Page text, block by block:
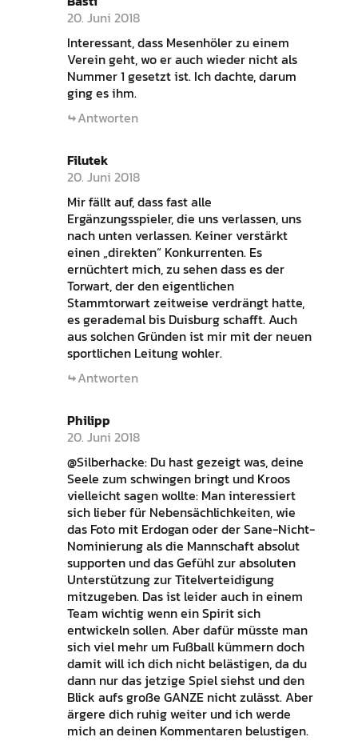
20. Juni 2018
Interessant, dass Mesenhöler zu einem
Verein geht, wo er auch wieder nicht als
Nummer 1 gesetzt ist. Ich dachte, darum
ging es ihm.
Antworten
Filutek
20. Juni 2018
Mir fällt auf, dass fast alle
Ergänzungsspieler, die uns verlassen, uns
nach unten verlassen. Keiner verstärkt
einen „direkten“ Konkurrenten. Es
ernüchtert mich, zu sehen dass es der
Torwart, der den eigentlichen
Stammtorwart zeitweise verdrängt hatte,
es gerademal bis Duisburg schafft. Auch
aus solchen Gründen ist mir mit der neuen
sportlichen Leitung wohler.
Antworten
Philipp
20. Juni 2018
@Silberhacke: Du hast gezeigt was, deine
Seele zum schwingen bringt und Kroos
vielleicht sagen wollte: Man interessiert
sich lieber für Nebensächlichkeiten, wie
das Foto mit Erdogan oder der Sane-Nicht-
Nominierung als die Mannschaft absolut
supporten und das Gefühl zur absoluten
Unterstützung zur Titelverteidigung
mitzugeben. Das ist leider auch in einem
Team wichtig wenn ein Spirit sich
entwickeln sollen. Aber dafür müsste man
sich viel mehr um Fußball kümmern doch
damit will ich dich nicht belästigen, da du
dann nur das jetzige Spiel siehst und den
Blick aufs große GANZE nicht zulässt. Aber
ärgere dich ruhig weiter und ich werde
mich an deinen Kommentaren belustigen.